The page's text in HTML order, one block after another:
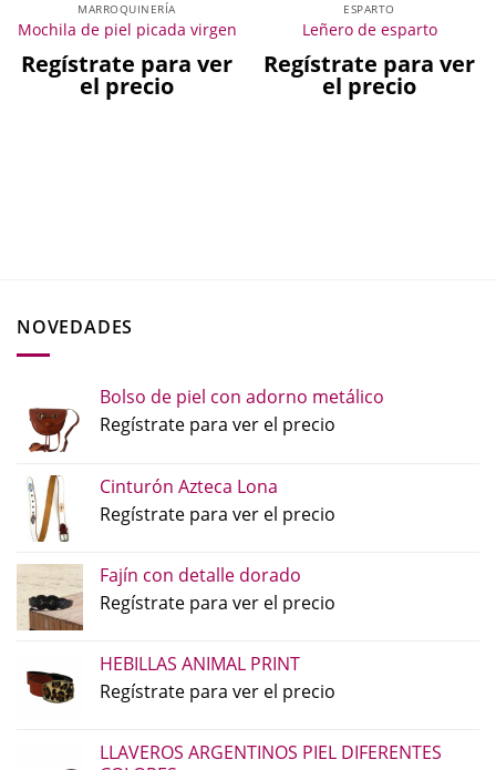
MARROQUINERÍA
Mochila de piel picada virgen
Regístrate para ver
el precio
ESPARTO
Leñero de esparto
Regístrate para ver
el precio
NOVEDADES
Bolso de piel con adorno metálico
Regístrate para ver el precio
Cinturón Azteca Lona
Regístrate para ver el precio
Fajín con detalle dorado
Regístrate para ver el precio
HEBILLAS ANIMAL PRINT
Regístrate para ver el precio
LLAVEROS ARGENTINOS PIEL DIFERENTES